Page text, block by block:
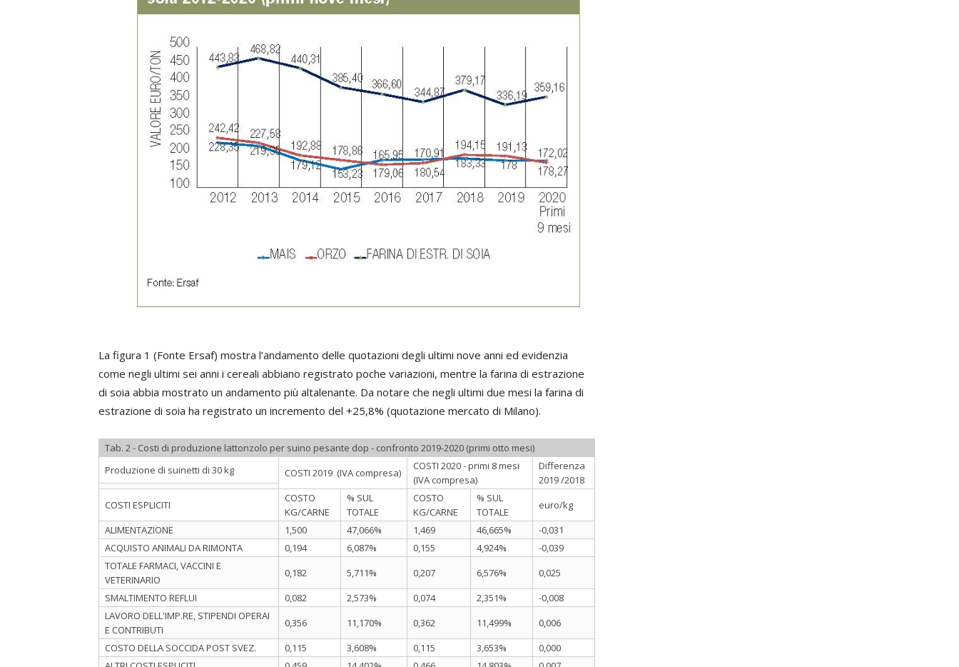
La figura 1 (Fonte Ersaf) mostra l’andamento delle quotazioni degli ultimi nove anni ed evidenzia
come negli ultimi sei anni i cereali abbiano registrato poche variazioni, mentre la farina di estrazione
di soia abbia mostrato un andamento più altalenante. Da notare che negli ultimi due mesi la farina di
estrazione di soia ha registrato un incremento del +25,8% (quotazione mercato di Milano).
Tab. 2 - Costi di produzione lattonzolo per suino pesante dop - confronto 2019-2020 (primi otto mesi)
Produzione di suinetti di 30 kg
COSTI 2019 (IVA compresa)
COSTI 2020 - primi 8 mesi
(IVA compresa)
Differenza
2019 /2018
COSTI ESPLICITI
COSTO
KG/CARNE
% SUL
TOTALE
COSTO
KG/CARNE
% SUL
TOTALE
euro/kg
ALIMENTAZIONE
1,500 47,066% 1,469 46,665%
-0,031
ACQUISTO ANIMALI DA RIMONTA
0,194 6,087% 0,155 4,924%
-0,039
TOTALE FARMACI, VACCINI E
VETERINARIO
0,182 5,711% 0,207 6,576%
0,025
SMALTIMENTO REFLUI
0,082 2,573% 0,074 2,351%
-0,008
LAVORO DELL'IMP.RE, STIPENDI OPERAI
E CONTRIBUTI
0,356 11,170% 0,362 11,499%
0,006
COSTO DELLA SOCCIDA POST SVEZ.
0,115 3,608% 0,115 3,653%
0,000